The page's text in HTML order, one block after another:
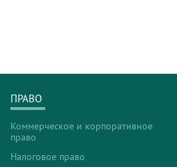
ПРАВО
Коммерческое и корпоративное
право
Налоговое право